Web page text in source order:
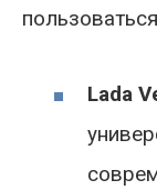
Lada